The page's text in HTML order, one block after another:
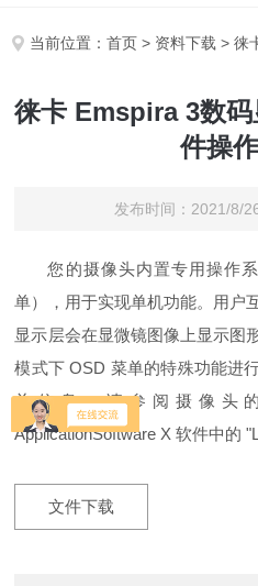
当前位置：首页 > 资料下载 > 徕卡
徕卡 Emspira 3数
件操
发布时间：2021/
您的摄像头内置专用操作
单），用于实现单机功能。用户
显示层会在显微镜图像上显示图
模式下 OSD 菜单的特殊功能进
关信息，请参阅摄像头
ApplicationSoftware X 软件中的
文件下载